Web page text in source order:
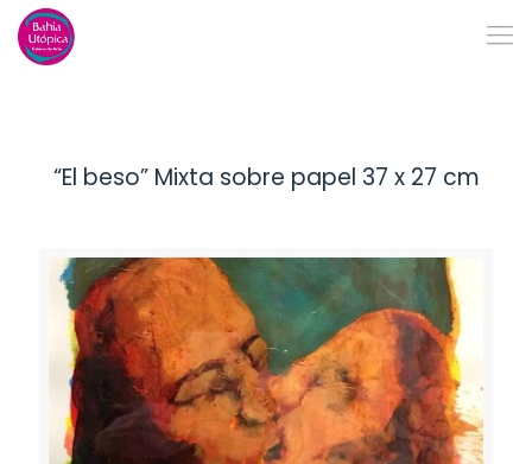
“El beso” Mixta sobre papel 37 x 27 cm